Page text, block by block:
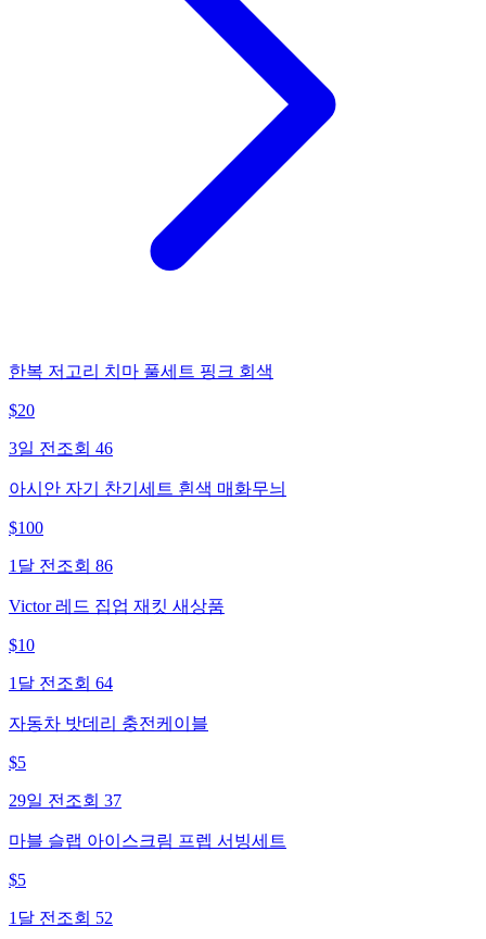
한복 저고리 치마 풀세트 핑크 회색
$20
3일 전 조회 46
아시안 자기 찬기세트 흰색 매화무늬
$100
1달 전 조회 86
Victor 레드 집업 재킷 새상품
$10
1달 전 조회 64
자동차 밧데리 충전케이블
$5
29일 전 조회 37
마블 슬랩 아이스크림 프렙 서빙세트
$5
1달 전 조회 52